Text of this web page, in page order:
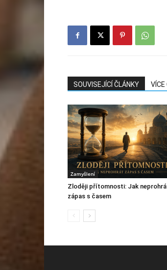
SOUVISEJÍCÍ ČLÁNKY VÍCE
Zamyšlení
Zloději přítomnosti: Jak
zápas s časem